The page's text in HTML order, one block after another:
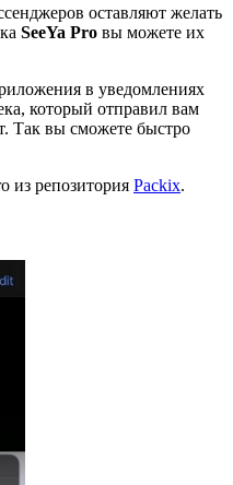
оставляют желать
SeeYa Pro вы можете их
в уведомлениях
который отправил вам
Так вы сможете быстро
из репозитория Packix.